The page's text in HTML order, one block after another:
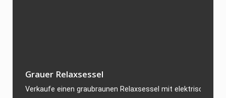
Grauer Relaxsessel
Verkaufe einen graubraunen Relaxsessel mit elektrischer